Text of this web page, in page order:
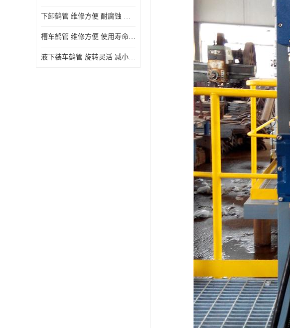
下卸鹤管 维修方便 耐腐蚀 耐高温
槽车鹤管 维修方便 使用寿命较长
液下装车鹤管 旋转灵活 减小压力损失